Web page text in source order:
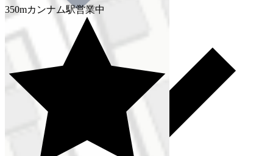
350mカンナム駅営業中